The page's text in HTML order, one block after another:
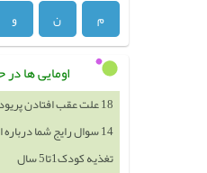
م
ن و
اومایی ها
18 علت عقب افتادن پریود و درد زیر شکم
14 سوال رایج شما درباره اسپرم
تغذیه کودک1تا5 سال